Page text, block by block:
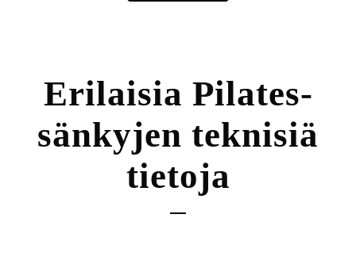
Erilaisia ​​Pilates-
sänkyjen teknisiä
tietoja